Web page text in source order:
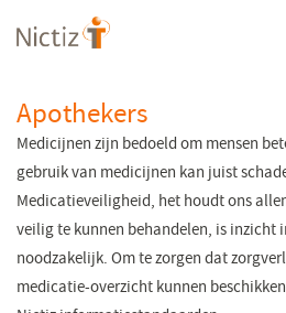
Overslaan
en
gaan
Apothekers
Medicijnen zijn bedoeld om mensen
gebruik van medicijnen kan juist
Medicatieveiligheid, het houdt ons
veilig te kunnen behandelen, is inzicht
noodzakelijk. Om te zorgen dat
medicatie-overzicht kunnen